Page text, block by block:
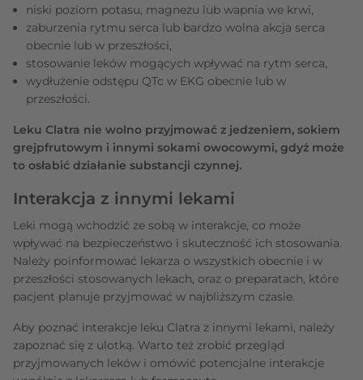
niski poziom potasu, magnezu lub wapnia we krwi,
zaburzenia rytmu serca lub bardzo wolna akcja serca
obecnie lub w przeszłości,
stosowanie leków mogących wpływać na rytm serca,
wydłużenie odstępu QTc w EKG obecnie lub w
przeszłości.
Leku Clatra nie wolno przyjmować z jedzeniem, sokiem
grejpfrutowym i innymi sokami owocowymi, gdyż może
to osłabić działanie substancji czynnej.
Interakcja z innymi lekami
Leki mogą wchodzić ze sobą w interakcje, co może
wpływać na bezpieczeństwo i skuteczność ich stosowania.
Należy poinformować lekarza o wszystkich obecnie i w
przeszłości stosowanych lekach, oraz o preparatach, które
pacjent planuje przyjmować w najbliższym czasie.
Aby poznać interakcje leku Clatra z innymi lekami, należy
zapoznać się z ulotką. Warto też zrobić przegląd
przyjmowanych leków i omówić potencjalne interakcje